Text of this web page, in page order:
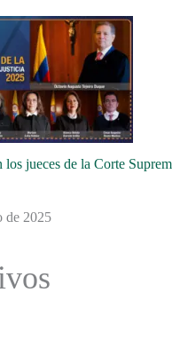
los jueces de la Corte
de 2025